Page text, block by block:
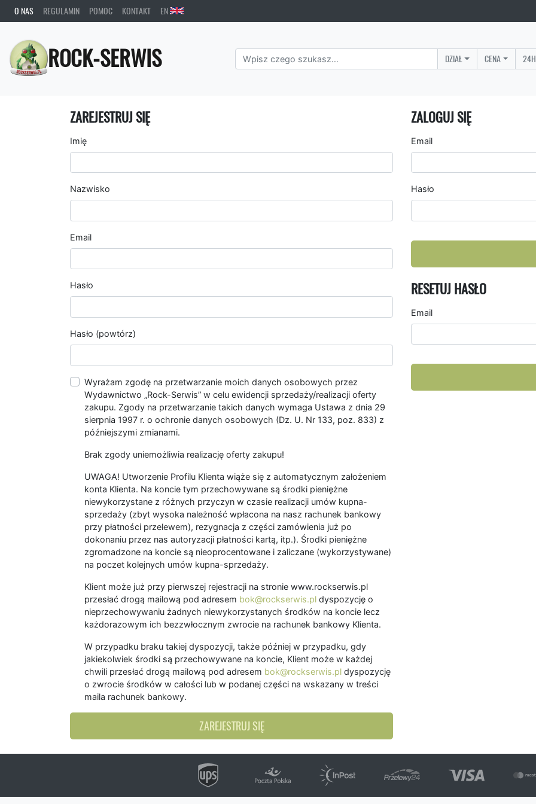
O NAS REGULAMIN POMOC KONTAKT EN
ROCK-SERWIS DZIAŁ CENA
ZAREJESTRUJ SIĘ
Imię
Nazwisko
Email
Hasło
Hasło (powtórz)
Wyrażam zgodę na przetwarzanie moich danych osobowych przez
Wydawnictwo „Rock-Serwis” w celu ewidencji sprzedaży/realizacji oferty
zakupu. Zgody na przetwarzanie takich danych wymaga Ustawa z dnia 29
sierpnia 1997 r. o ochronie danych osobowych (Dz. U. Nr 133, poz. 833) z
późniejszymi zmianami.
Brak zgody uniemożliwia realizację oferty zakupu!
UWAGA! Utworzenie Profilu Klienta wiąże się z automatycznym założeniem
konta Klienta. Na koncie tym przechowywane są środki pieniężne
niewykorzystane z różnych przyczyn w czasie realizacji umów kupna-
sprzedaży (zbyt wysoka należność wpłacona na nasz rachunek bankowy
przy płatności przelewem), rezygnacja z części zamówienia już po
dokonaniu przez nas autoryzacji płatności kartą, itp.). Środki pieniężne
zgromadzone na koncie są nieoprocentowane i zaliczane (wykorzystywane)
na poczet kolejnych umów kupna-sprzedaży.
Klient może już przy pierwszej rejestracji na stronie www.rockserwis.pl
przesłać drogą mailową pod adresem bok@rockserwis.pl dyspozycję o
nieprzechowywaniu żadnych niewykorzystanych środków na koncie lecz
każdorazowym ich bezzwłocznym zwrocie na rachunek bankowy Klienta.
W przypadku braku takiej dyspozycji, także później w przypadku, gdy
jakiekolwiek środki są przechowywane na koncie, Klient może w każdej
chwili przesłać drogą mailową pod adresem bok@rockserwis.pl dyspozycję
o zwrocie środków w całości lub w podanej części na wskazany w treści
maila rachunek bankowy.
ZAREJESTRUJ SIĘ
ZALOGUJ SIĘ
Email
Hasło
RESETUJ HASŁO
Email